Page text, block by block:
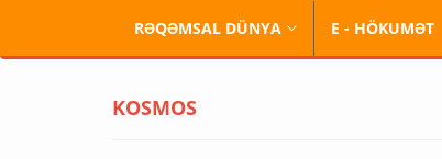
RƏQƏMSAL DÜNYA E - HÖKUMƏT
KOSMOS